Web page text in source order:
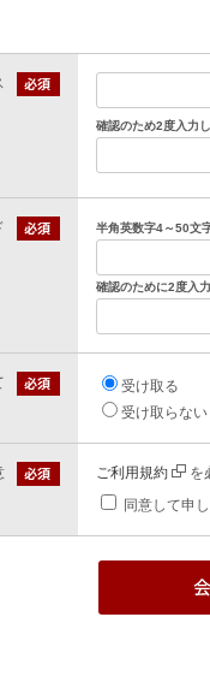
確認のため2度入力
半角英数字4～50文
確認のために2度入
受け取る
受け取らない
ご利用規約
を
同意して申